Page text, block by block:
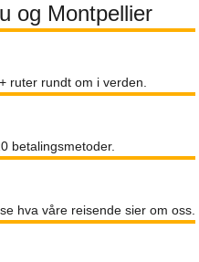
og Montpellier
ruter rundt om i verden.
betalingsmetoder.
hva våre reisende sier om oss.